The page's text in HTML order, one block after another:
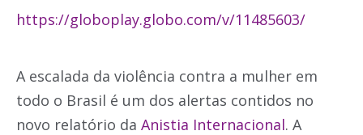
https://globoplay.globo.com/v/11485603/
A escalada da violência contra a mulher em
todo o Brasil é um dos alertas contidos no
novo relatório da Anistia Internacional. A